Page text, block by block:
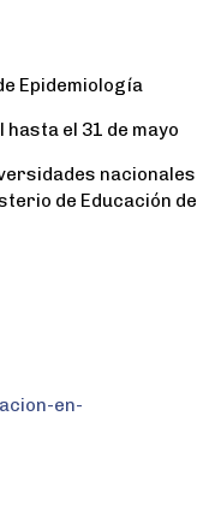
Epidemiología
el 31 de mayo
nacionales
de Educación de
en-